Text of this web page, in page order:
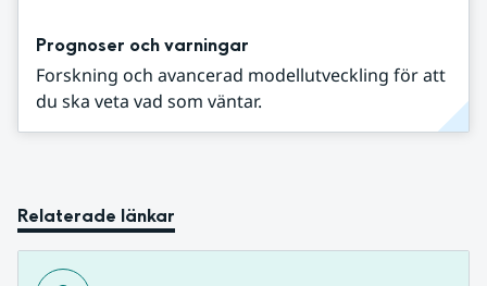
Prognoser och varningar
Forskning och avancerad modellutveckling för att
du ska veta vad som väntar.
Relaterade länkar